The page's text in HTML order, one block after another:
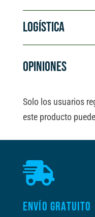
LOGÍSTICA
OPINIONES
Solo los usuarios
este producto

ENVÍO GRATUITO